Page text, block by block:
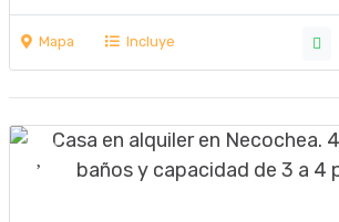
Mapa Incluye